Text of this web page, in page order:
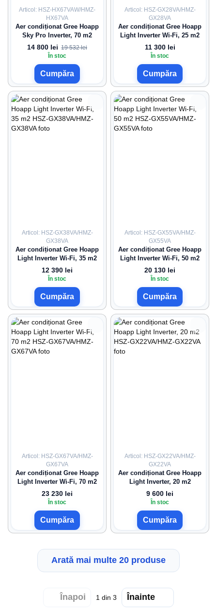
Articol: HSZ-HX67VAW/HMZ-
HX67VA
Aer condiționat Gree Hoapp
Sky Pro Inverter, 70 m2
14 800 lei 19 532 lei
În stoc
Cumpăra
Articol: HSZ-GX28VA/HMZ-
GX28VA
Aer condiționat Gree Hoapp
Light Inverter Wi-Fi, 25 m2
11 300 lei
În stoc
Cumpăra
Articol: HSZ-GX38VA/HMZ-
GX38VA
Aer condiționat Gree Hoapp
Light Inverter Wi-Fi, 35 m2
12 390 lei
În stoc
Cumpăra
Articol: HSZ-GX55VA/HMZ-
GX55VA
Aer condiționat Gree Hoapp
Light Inverter Wi-Fi, 50 m2
20 130 lei
În stoc
Cumpăra
Articol: HSZ-GX67VA/HMZ-
GX67VA
Aer condiționat Gree Hoapp
Light Inverter Wi-Fi, 70 m2
23 230 lei
În stoc
Cumpăra
Articol: HSZ-GX22VA/HMZ-
GX22VA
Aer condiționat Gree Hoapp
Light Inverter, 20 m2
9 600 lei
În stoc
Cumpăra
Arată mai multe 20 produse
Înapoi 1 din 3 Înainte